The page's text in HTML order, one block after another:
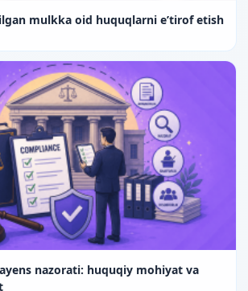
mulkka oid huquqlarni e’tirof etish
nazorati: huquqiy mohiyat va